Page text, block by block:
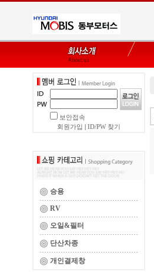
보안접속
회원가입
ID/PW 찾기
승용
RV
오일&필터
단산차종
개인결제창